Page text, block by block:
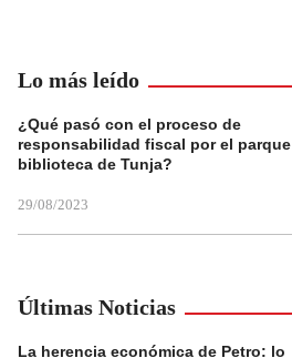
Lo más leído
¿Qué pasó con el proceso de
responsabilidad fiscal por el parque
biblioteca de Tunja?
29/08/2023
Últimas Noticias
La herencia económica de Petro: lo